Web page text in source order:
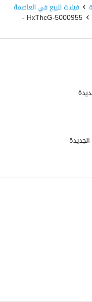
فيلات للبيع في العاصمة
5000955-HxThcG -